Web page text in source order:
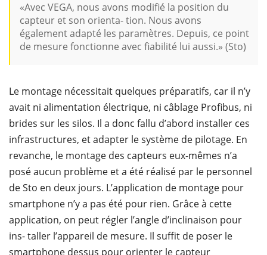
«Avec VEGA, nous avons modifié la position du
capteur et son orienta- tion. Nous avons
également adapté les paramètres. Depuis, ce point
de mesure fonctionne avec fiabilité lui aussi.» (Sto)
Le montage nécessitait quelques préparatifs, car il n’y
avait ni alimentation électrique, ni câblage Profibus, ni
brides sur les silos. Il a donc fallu d’abord installer ces
infrastructures, et adapter le système de pilotage. En
revanche, le montage des capteurs eux-mêmes n’a
posé aucun problème et a été réalisé par le personnel
de Sto en deux jours. L’application de montage pour
smartphone n’y a pas été pour rien. Grâce à cette
application, on peut régler l’angle d’inclinaison pour
ins- taller l’appareil de mesure. Il suffit de poser le
smartphone dessus pour orienter le capteur